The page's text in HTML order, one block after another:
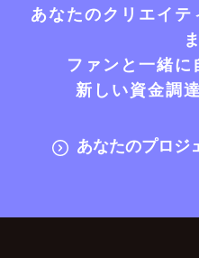
あなたのクリエイテ
ファンと一緒
新しい資金調
あなたのプロジ